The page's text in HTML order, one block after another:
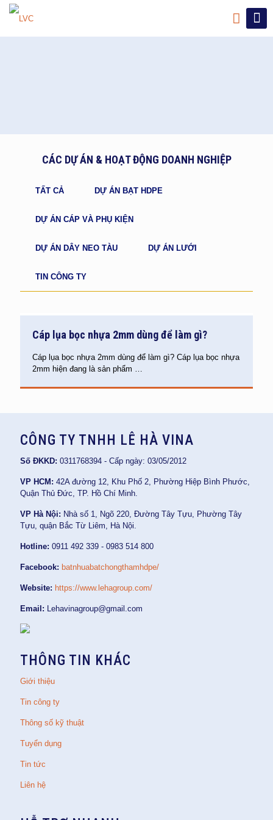
CÁC DỰ ÁN & HOẠT ĐỘNG DOANH NGHIỆP
TẤT CẢ DỰ ÁN BẠT HDPE
DỰ ÁN CÁP VÀ PHỤ KIỆN
DỰ ÁN DÂY NEO TÀU DỰ ÁN LƯỚI
TIN CÔNG TY
Cáp lụa bọc nhựa 2mm dùng để làm gì?
Cáp lụa bọc nhựa 2mm dùng để làm gì? Cáp lụa bọc nhựa
2mm hiện đang là sản phẩm …
CÔNG TY TNHH LÊ HÀ VINA
Số ĐKKD: 0311768394 - Cấp ngày: 03/05/2012
VP HCM: 42A đường 12, Khu Phố 2, Phường Hiệp Bình Phước,
Quận Thủ Đức, TP. Hồ Chí Minh.
VP Hà Nội: Nhà số 1, Ngõ 220, Đường Tây Tựu, Phường Tây
Tựu, quận Bắc Từ Liêm, Hà Nội.
Hotline: 0911 492 339 - 0983 514 800
Facebook: batnhuabatchongthamhdpe/
Website: https://www.lehagroup.com/
Email: Lehavinagroup@gmail.com
THÔNG TIN KHÁC
Giới thiệu
Tin công ty
Thông số kỹ thuật
Tuyển dụng
Tin tức
Liên hệ